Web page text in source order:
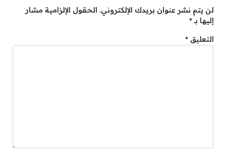
لن يتم نشر عنوان بريدك الإلكتروني. الحقول الإلزامية مشار
إليها بـ*
التعليق *